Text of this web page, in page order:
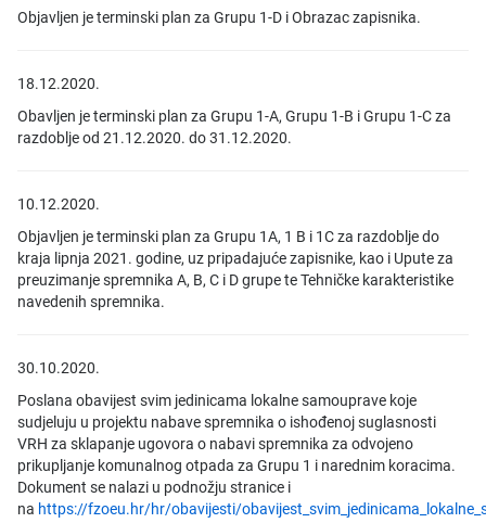
Objavljen je terminski plan za Grupu 1-D i Obrazac zapisnika.
18.12.2020.
Obavljen je terminski plan za Grupu 1-A, Grupu 1-B i Grupu 1-C za
razdoblje od 21.12.2020. do 31.12.2020.
10.12.2020.
Objavljen je terminski plan za Grupu 1A, 1 B i 1C za razdoblje do
kraja lipnja 2021. godine, uz pripadajuće zapisnike, kao i Upute za
preuzimanje spremnika A, B, C i D grupe te Tehničke karakteristike
navedenih spremnika.
30.10.2020.
Poslana obavijest svim jedinicama lokalne samouprave koje
sudjeluju u projektu nabave spremnika o ishođenoj suglasnosti
VRH za sklapanje ugovora o nabavi spremnika za odvojeno
prikupljanje komunalnog otpada za Grupu 1 i narednim koracima.
Dokument se nalazi u podnožju stranice i
na https://fzoeu.hr/hr/obavijesti/